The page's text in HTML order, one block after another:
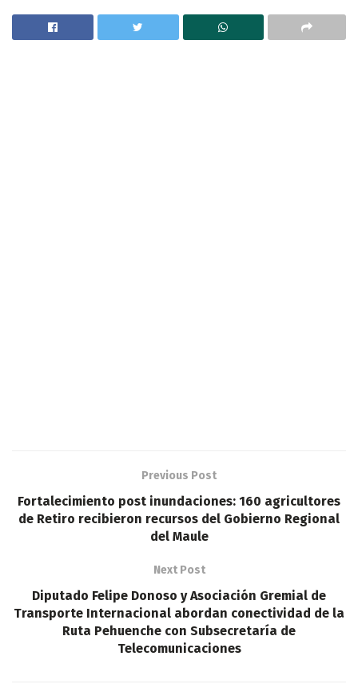
Previous Post
Fortalecimiento post inundaciones: 160 agricultores
de Retiro recibieron recursos del Gobierno Regional
del Maule
Next Post
Diputado Felipe Donoso y Asociación Gremial de
Transporte Internacional abordan conectividad de la
Ruta Pehuenche con Subsecretaría de
Telecomunicaciones